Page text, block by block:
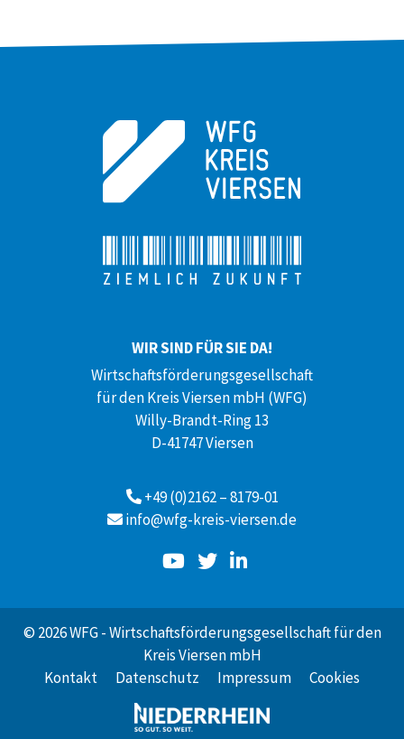
WIR SIND FÜR SIE DA!
Wirtschaftsförderungsgesellschaft
für den Kreis Viersen mbH (WFG)
Willy-Brandt-Ring 13
D-41747 Viersen
+49 (0)2162 – 8179-01
info@wfg-kreis-viersen.de
© 2026 WFG - Wirtschaftsförderungsgesellschaft für den
Kreis Viersen mbH
Kontakt
Datenschutz Impressum Cookies